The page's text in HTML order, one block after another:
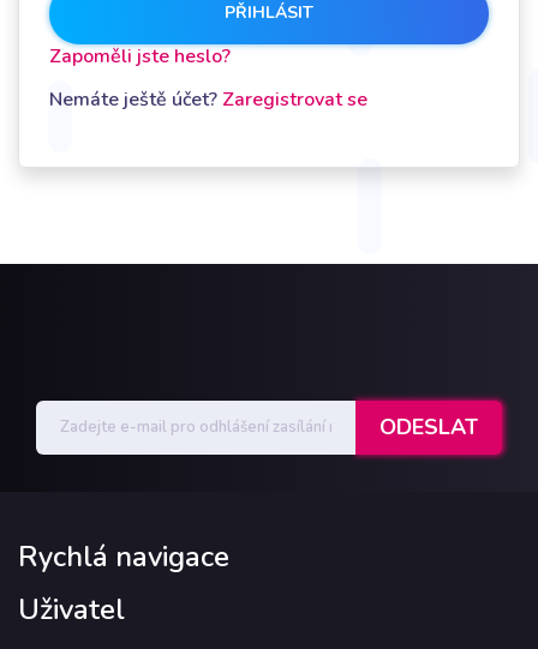
PŘIHLÁSIT
Zapoměli jste heslo?
Nemáte ještě účet? Zaregistrovat se
Rychlá navigace
Uživatel